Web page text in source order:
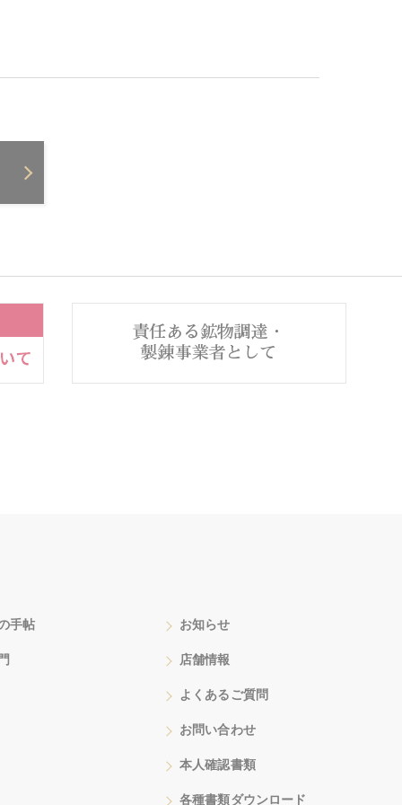
手帖 お知らせ
店舗情報
よくあるご質問
お問い合わせ
本人確認書類
各種書類ダウンロード